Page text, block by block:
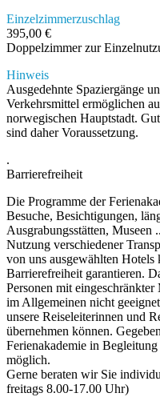
Einzelzimmerzuschlag
395,00 €
Doppelzimmer zur
Hinweis
Ausgedehnte Spaziergänge
Verkehrsmittel ermöglichen
norwegischen Hauptstadt.
sind daher Voraussetzung.
.
Barrierefreiheit
Die Programme der
Besuche, Besichtigungen,
Ausgrabungsstätten, Museen
Nutzung verschiedener
von uns ausgewählten Hotels
Barrierefreiheit garantieren.
Personen mit
im Allgemeinen nicht
unsere Reiseleiterinnen und
übernehmen können.
Ferienakademie in
möglich.
Gerne beraten wir Sie
freitags 8.00-17.00 Uhr)